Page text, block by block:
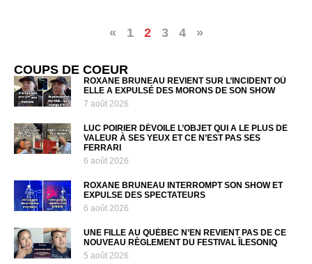
« 1 2 3 4 »
COUPS DE COEUR
ROXANE BRUNEAU REVIENT SUR L’INCIDENT OÙ
ELLE A EXPULSÉ DES MORONS DE SON SHOW
7 août 2026
LUC POIRIER DÉVOILE L’OBJET QUI A LE PLUS DE
VALEUR À SES YEUX ET CE N’EST PAS SES
FERRARI
6 août 2026
ROXANE BRUNEAU INTERROMPT SON SHOW ET
EXPULSE DES SPECTATEURS
6 août 2026
UNE FILLE AU QUÉBEC N’EN REVIENT PAS DE CE
NOUVEAU RÈGLEMENT DU FESTIVAL ÎLESONIQ
5 août 2026